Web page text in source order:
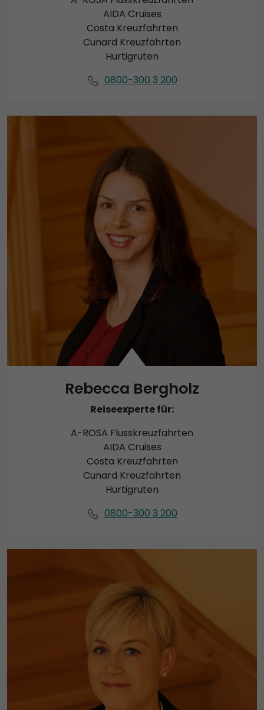
AIDA Cruises
Costa Kreuzfahrten
Cunard Kreuzfahrten
Hurtigruten
0800-300 3 200
Rebecca Bergholz
Reiseexperte für:
A-ROSA Flusskreuzfahrten
AIDA Cruises
Costa Kreuzfahrten
Cunard Kreuzfahrten
Hurtigruten
0800-300 3 200